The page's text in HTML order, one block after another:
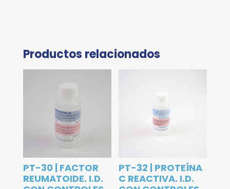
Productos relacionados
PT-30 | FACTOR
REUMATOIDE. I.D.
PT-32 | PROTEÍNA
C REACTIVA. I.D.